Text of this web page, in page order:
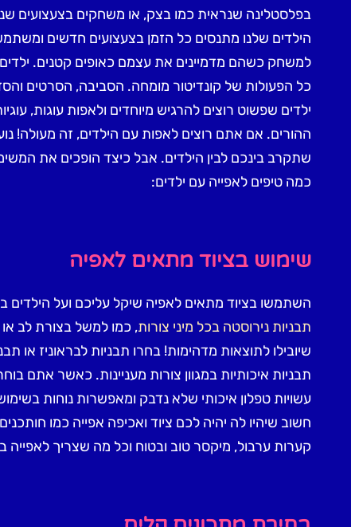
בפלסטלינה שנראית כמו בצק, או משחקים בצעצועים
הילדים שלנו מתנסים כל הזמן בצעצועים חדשים
למשחק כשהם מדמיינים את עצמם כאופים קטנים.
כל הפעולות של קונדיטור מומחה. הסביבה, הסרטים
ילדים שפשוט רוצים להרגיש מיוחדים ולאפות עוגות,
ההורים. אם אתם רוצים לאפות עם הילדים, זה מעולה!
שתקרב בינכם לבין הילדים. אבל כיצד הופכים את
כמה טיפים לאפייה עם ילדים:
שימוש בציוד מתאים לאפיה
השתמשו בציוד מתאים לאפיה שיקל עליכם ועל הילדים
תבניות נירוסטה בכל מיני צורות, כמו למשל בצורת לב או
שיובילו לתוצאות מדהימות! בחרו תבניות לבראוניז או
תבניות איכותיות במגוון צורות מעניינות. כאשר אתם
עשויות טפלון איכותי שלא נדבק ומאפשרות נוחות
חשוב שיהיו לה יהיה לכם ציוד ואכיפה אפייה כמו
קערות ערבול, מיקסר טוב ובטוח וכל מה שצריך לאפייה